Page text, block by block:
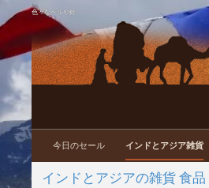
色々なベルや鈴
今日のセール インドとアジア雑貨
インドとアジアの雑貨 食